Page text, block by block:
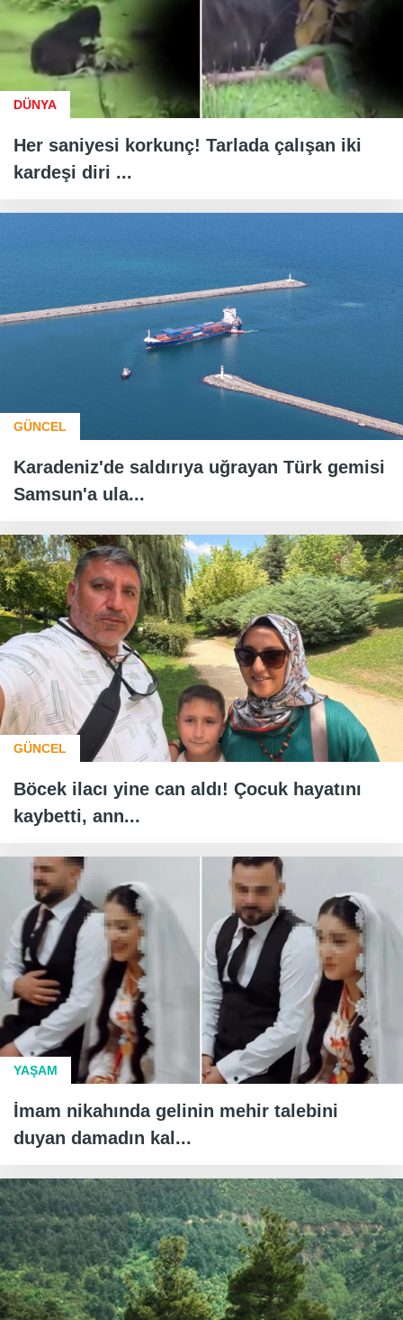
DÜNYA
Her saniyesi korkunç! Tarlada çalışan iki
kardeşi diri ...
GÜNCEL
Karadeniz'de saldırıya uğrayan Türk gemisi
Samsun'a ula...
GÜNCEL
Böcek ilacı yine can aldı! Çocuk hayatını
kaybetti, ann...
YAŞAM
İmam nikahında gelinin mehir talebini
duyan damadın kal...